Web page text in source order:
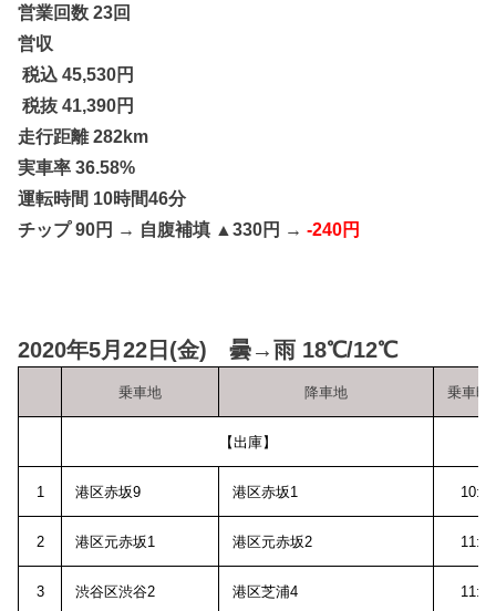
営業回数 23回
営収
税込 45,530円
税抜 41,390円
走行距離 282km
実車率 36.58%
運転時間 10時間46分
チップ 90円 → 自腹補填 ▲330円 →-240円
2020年5月22日(金) 曇→雨 18℃/12℃
乗車地 降車地 乗車
【出庫】
1 港区赤坂9 港区赤坂1 10:47
2 港区元赤坂1 港区元赤坂2 11:16
3 渋谷区渋谷2 港区芝浦4 11:37